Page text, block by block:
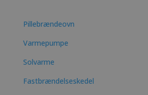
Pillebrændeovn
Varmepumpe
Solvarme
Fastbrændelseskedel